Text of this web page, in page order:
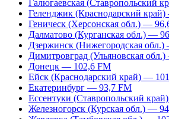
Галюгаевская (Ставропольский
Геленджик (Краснодарский
Геническ (Херсонская обл.) —
Далматово (Курганская обл.) —
Дзержинск (Нижегородская
Димитровград (Ульяновская
Донецк — 102,6 FM
Ейск (Краснодарский край) —
Екатеринбург — 93,7 FM
Ессентуки (Ставропольский
Железногорск (Курская обл.) —